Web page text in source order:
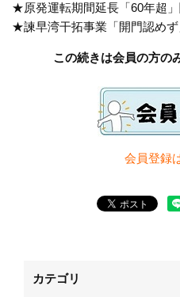
★原発運転期間延長「60年超
★諫早湾干拓事業「開門認め
この続きは会員の方の
会員登録
カテゴリ